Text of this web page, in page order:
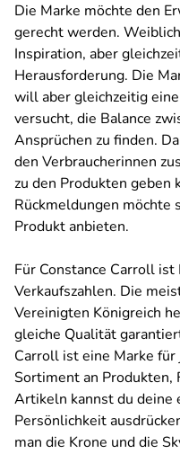
Die Marke möchte den
gerecht werden.
Inspiration, aber
Herausforderung. Die
will aber gleichzeitig
versucht, die Balance
Ansprüchen zu finden.
den Verbraucherinnen
zu den Produkten geben
Rückmeldungen möchte
Produkt anbieten.
Für Constance Carroll
Verkaufszahlen. Die
Vereinigten Königreich
gleiche Qualität
Carroll ist eine Marke
Sortiment an Produkten,
Artikeln kannst du deine
Persönlichkeit
man die Krone und die